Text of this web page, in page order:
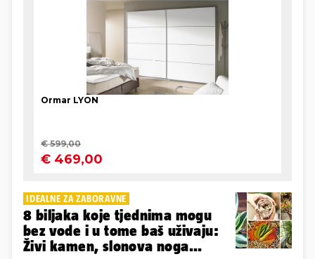
IDEALNE ZA ZABORAVNE
8 biljaka koje tjednima mogu
bez vode i u tome baš uživaju:
Živi kamen, slonova noga...